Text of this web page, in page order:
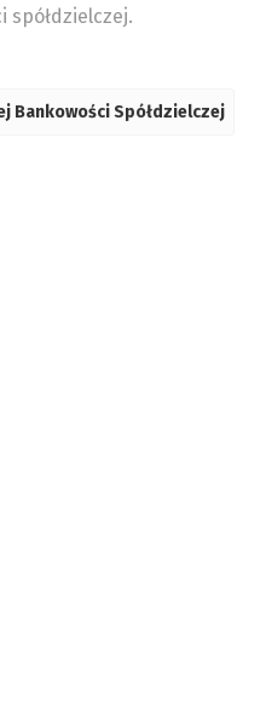
spółdzielczej.
Bankowości Spółdzielczej